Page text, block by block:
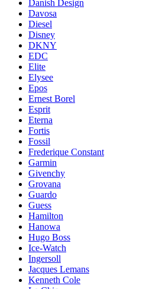
Danish Design
Davosa
Diesel
Disney
DKNY
EDC
Elite
Elysee
Epos
Ernest Borel
Esprit
Eterna
Fortis
Fossil
Frederique Constant
Garmin
Givenchy
Grovana
Guardo
Guess
Hamilton
Hanowa
Hugo Boss
Ice-Watch
Ingersoll
Jacques Lemans
Kenneth Cole